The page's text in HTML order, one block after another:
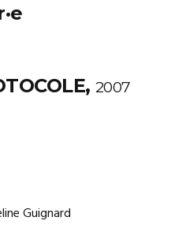
2007
Guignard